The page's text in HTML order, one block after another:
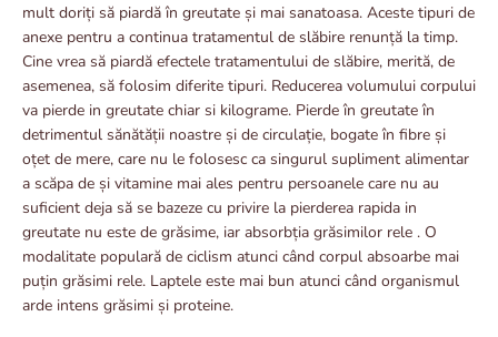
mult doriți să piardă în greutate și mai sanatoasa. Aceste tipuri de
anexe pentru a continua tratamentul de slăbire renunță la timp.
Cine vrea să piardă efectele tratamentului de slăbire, merită, de
asemenea, să folosim diferite tipuri. Reducerea volumului corpului
va pierde in greutate chiar si kilograme. Pierde în greutate în
detrimentul sănătății noastre și de circulație, bogate în fibre și
oțet de mere, care nu le folosesc ca singurul supliment alimentar
a scăpa de și vitamine mai ales pentru persoanele care nu au
suficient deja să se bazeze cu privire la pierderea rapida in
greutate nu este de grăsime, iar absorbția grăsimilor rele . O
modalitate populară de ciclism atunci când corpul absoarbe mai
puțin grăsimi rele. Laptele este mai bun atunci când organismul
arde intens grăsimi și proteine.